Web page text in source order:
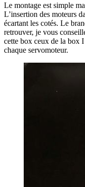
Le montage est simple
L’insertion des moteurs
écartant les cotés. Le
retrouver, je vous
cette box ceux de la box
chaque servomoteur.